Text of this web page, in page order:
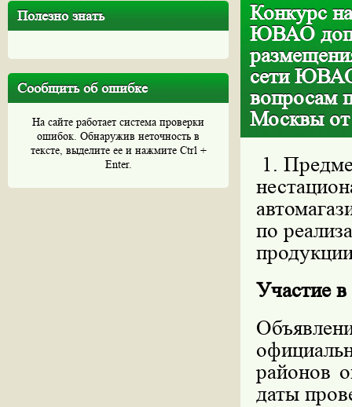
Полезно знать
Сообщить об ошибке
На сайте работает система проверки
ошибок. Обнаружив неточность в
тексте, выделите ее и нажмите Ctrl +
Enter.
Конкурс
ЮВАО
сети
вопросам
Москвы
1.
по
Участие в
районов
даты